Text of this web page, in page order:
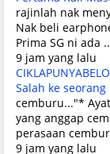
rajinlah nak
Nak beli
Prima SG ni ada
9 jam yang lalu
Salah ke
cemburu..."*
yang anggap
perasaan
9 jam yang lalu